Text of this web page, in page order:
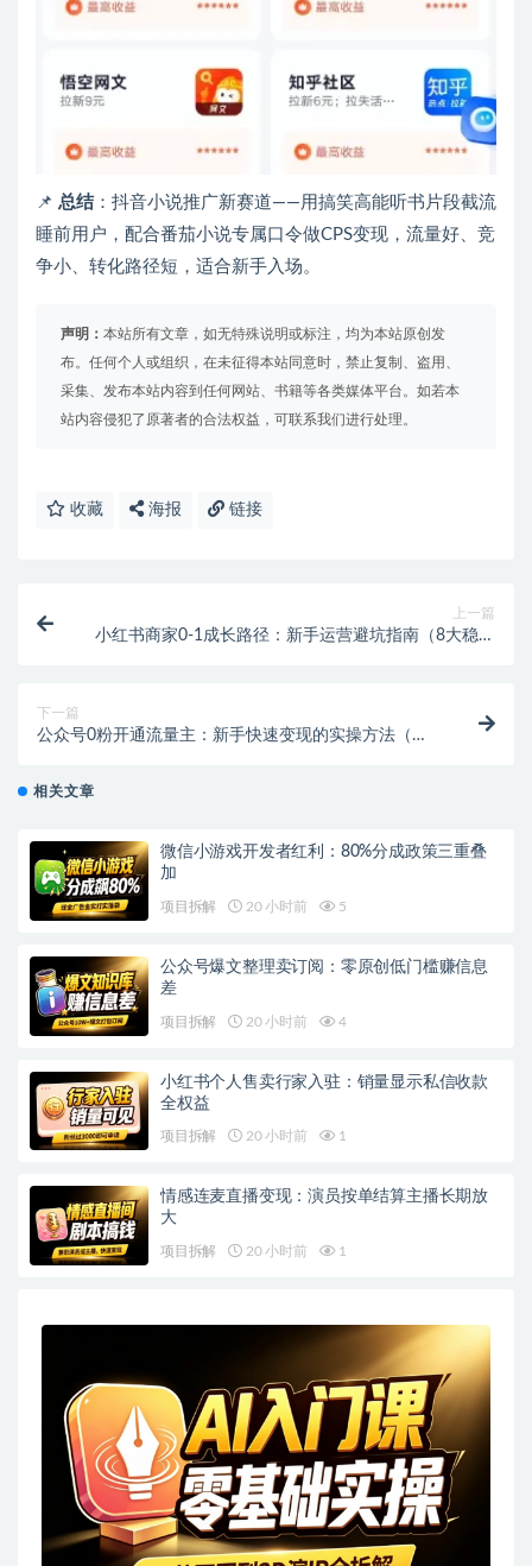
📌 总结：抖音小说推广新赛道——用搞笑高能听书片段截流
睡前用户，配合番茄小说专属口令做CPS变现，流量好、竞
争小、转化路径短，适合新手入场。
声明： 本站所有文章，如无特殊说明或标注，均为本站原创发
布。任何个人或组织，在未征得本站同意时，禁止复制、盗用、
采集、发布本站内容到任何网站、书籍等各类媒体平台。如若本
站内容侵犯了原著者的合法权益，可联系我们进行处理。
收藏 海报 链接
上一篇
小红书商家0-1成长路径：新手运营避坑指南（8大稳健
下一篇
公众号0粉开通流量主：新手快速变现的实操方法（限
相关文章
微信小游戏开发者红利：80%分成政策三重叠
加
项目拆解 20 小时前 5
公众号爆文整理卖订阅：零原创低门槛赚信息
差
项目拆解 20 小时前 4
小红书个人售卖行家入驻：销量显示私信收款
全权益
项目拆解 20 小时前 1
情感连麦直播变现：演员按单结算主播长期放
大
项目拆解 20 小时前 1